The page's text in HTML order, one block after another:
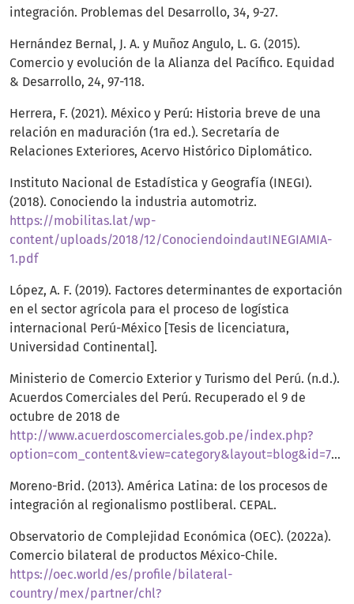
integración. Problemas del Desarrollo, 34, 9-27.
Hernández Bernal, J. A. y Muñoz Angulo, L. G. (2015).
Comercio y evolución de la Alianza del Pacífico. Equidad
& Desarrollo, 24, 97-118.
Herrera, F. (2021). México y Perú: Historia breve de una
relación en maduración (1ra ed.). Secretaría de
Relaciones Exteriores, Acervo Histórico Diplomático.
Instituto Nacional de Estadística y Geografía (INEGI).
(2018). Conociendo la industria automotriz.
https://mobilitas.lat/wp-
content/uploads/2018/12/ConociendoindautINEGIAMIA-
1.pdf
López, A. F. (2019). Factores determinantes de exportación
en el sector agrícola para el proceso de logística
internacional Perú-México [Tesis de licenciatura,
Universidad Continental].
Ministerio de Comercio Exterior y Turismo del Perú. (n.d.).
Acuerdos Comerciales del Perú. Recuperado el 9 de
octubre de 2018 de
http://www.acuerdoscomerciales.gob.pe/index.php?
option=com_content&view=category&layout=blog&id=75&Itemid=98
Moreno-Brid. (2013). América Latina: de los procesos de
integración al regionalismo postliberal. CEPAL.
Observatorio de Complejidad Económica (OEC). (2022a).
Comercio bilateral de productos México-Chile.
https://oec.world/es/profile/bilateral-
country/mex/partner/chl?